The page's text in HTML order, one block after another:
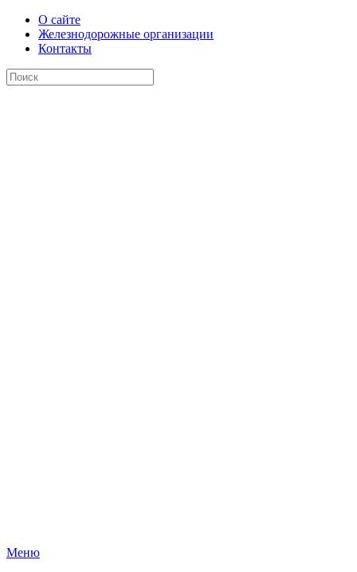
О сайте
Железнодорожные организации
Контакты
Меню